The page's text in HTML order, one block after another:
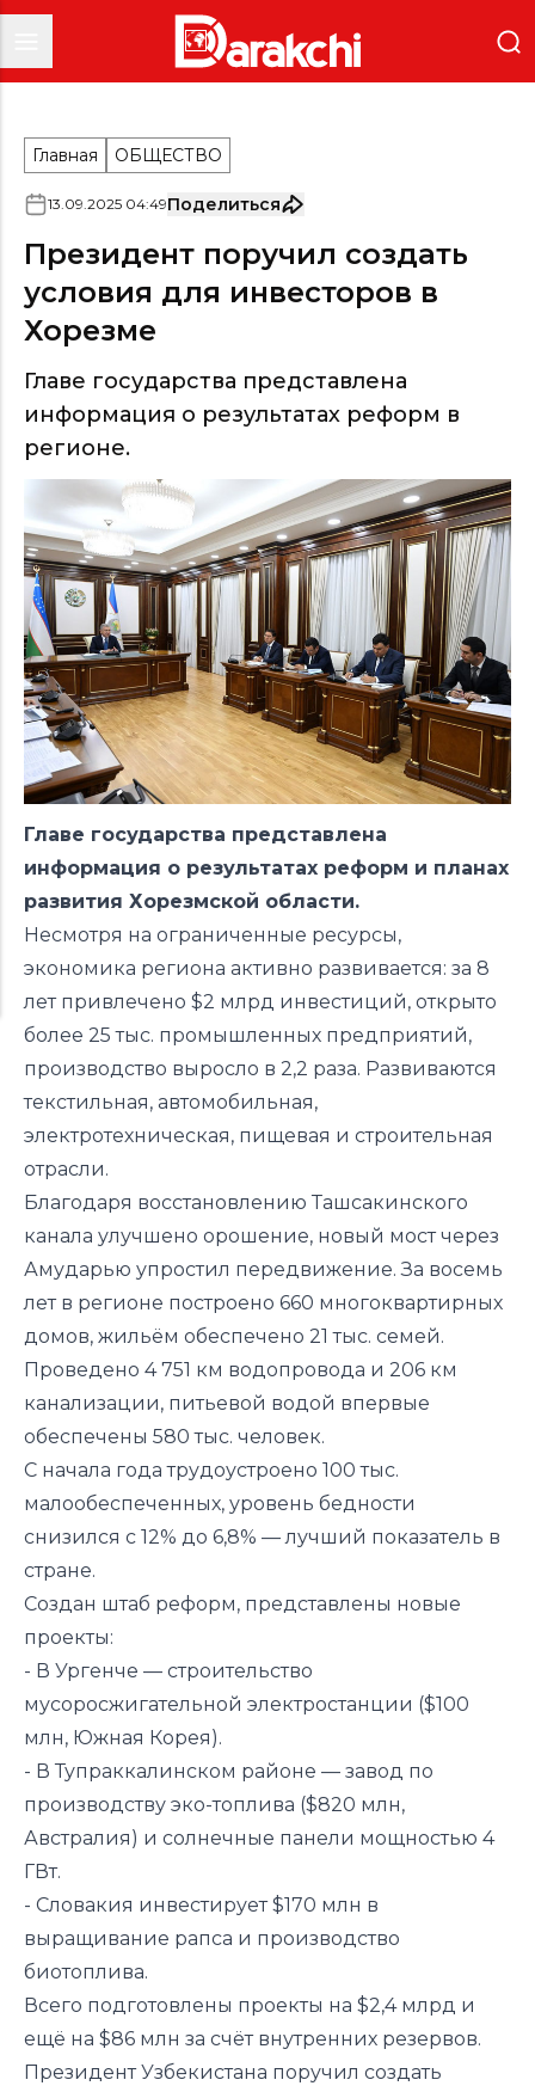
Главная ОБЩЕСТВО
13.09.2025 04:49Поделиться
Президент поручил создать
условия для инвесторов в
Хорезме
Главе государства представлена
информация о результатах реформ в
регионе.
Главе государства представлена
информация о результатах реформ и планах
развития Хорезмской области.
Несмотря на ограниченные ресурсы,
экономика региона активно развивается: за 8
лет привлечено $2 млрд инвестиций, открыто
более 25 тыс. промышленных предприятий,
производство выросло в 2,2 раза. Развиваются
текстильная, автомобильная,
электротехническая, пищевая и строительная
отрасли.
Благодаря восстановлению Ташсакинского
канала улучшено орошение, новый мост через
Амударью упростил передвижение.За восемь
лет в регионе построено 660 многоквартирных
домов, жильём обеспечено 21 тыс. семей.
Проведено 4 751 км водопровода и 206 км
канализации, питьевой водой впервые
обеспечены 580 тыс. человек.
С начала года трудоустроено 100 тыс.
малообеспеченных, уровень бедности
снизился с 12% до 6,8% — лучший показатель в
стране.
Создан штаб реформ, представлены новые
проекты:
- В Ургенче — строительство
мусоросжигательной электростанции ($100
млн, Южная Корея).
- В Тупраккалинском районе — завод по
производству эко-топлива ($820 млн,
Австралия) и солнечные панели мощностью 4
ГВт.
- Словакия инвестирует $170 млн в
выращивание рапса и производство
биотоплива.
Всего подготовлены проекты на $2,4 млрд и
ещё на $86 млн за счёт внутренних резервов.
Президент Узбекистана поручил создать